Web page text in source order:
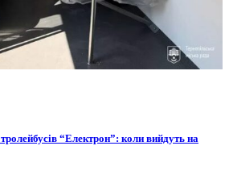
“Електрон”: коли вийдуть на